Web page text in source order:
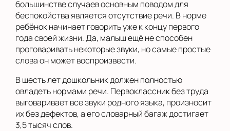
большинстве случаев основным поводом для
беспокойства является отсутствие речи. В норме
ребёнок начинает говорить уже к концу первого
года своей жизни. Да, малыш ещё не способен
проговаривать некоторые звуки, но самые простые
слова он может воспроизвести.
В шесть лет дошкольник должен полностью
овладеть нормами речи. Первоклассник без труда
выговаривает все звуки родного языка, произносит
их без дефектов, а его словарный багаж достигает
3,5 тысяч слов.